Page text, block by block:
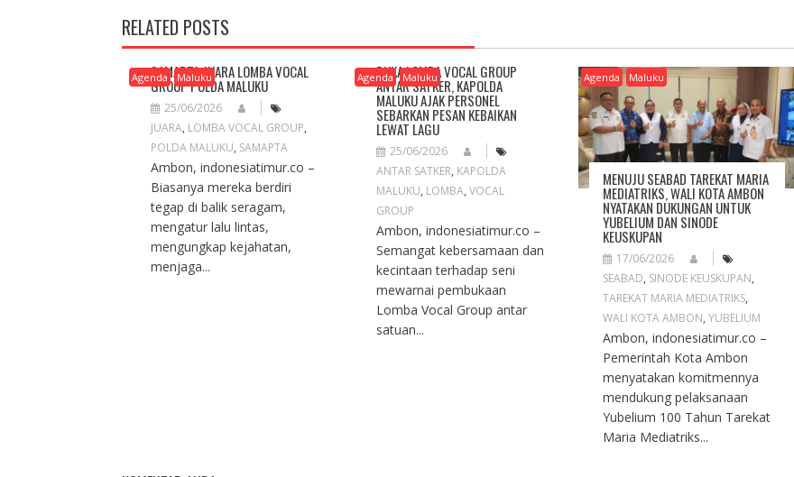
N
A
V
G
RELATED POSTS
Agenda Maluku
SAMAPTA JUARA LOMBA VOCAL
GROUP POLDA MALUKU
25/06/2026
JUARA, LOMBA VOCAL GROUP,
POLDA MALUKU, SAMAPTA
Ambon, indonesiatimur.co –
Biasanya mereka berdiri
tegap di balik seragam,
mengatur lalu lintas,
mengungkap kejahatan,
menjaga...
Agenda Maluku
BUKA LOMBA VOCAL GROUP
ANTAR SATKER, KAPOLDA
MALUKU AJAK PERSONEL
SEBARKAN PESAN KEBAIKAN
LEWAT LAGU
25/06/2026
ANTAR SATKER, KAPOLDA
MALUKU, LOMBA,VOCAL
GROUP
Ambon, indonesiatimur.co –
Semangat kebersamaan dan
kecintaan terhadap seni
mewarnai pembukaan
Lomba Vocal Group antar
satuan...
Agenda Maluku
MENUJU SEABAD TAREKAT MARIA
MEDIATRIKS, WALI KOTA AMBON
NYATAKAN DUKUNGAN UNTUK
YUBELIUM DAN SINODE
KEUSKUPAN
17/06/2026
SEABAD, SINODE KEUSKUPAN,
TAREKAT MARIA MEDIATRIKS,
WALI KOTA AMBON,YUBELIUM
Ambon, indonesiatimur.co –
Pemerintah Kota Ambon
menyatakan komitmennya
mendukung pelaksanaan
Yubelium 100 Tahun Tarekat
Maria Mediatriks...